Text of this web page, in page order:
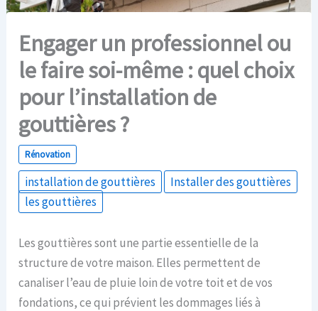
Engager un professionnel ou
le faire soi-même : quel choix
pour l’installation de
gouttières ?
Rénovation
installation de gouttières
Installer des gouttières
les gouttières
Les gouttières sont une partie essentielle de la
structure de votre maison. Elles permettent de
canaliser l’eau de pluie loin de votre toit et de vos
fondations, ce qui prévient les dommages liés à